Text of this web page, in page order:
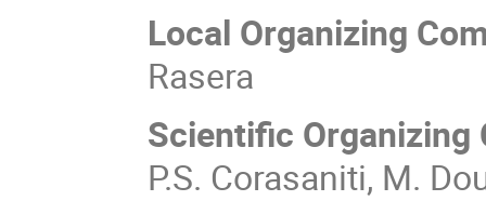
Local Organizing
Rasera
Scientific Organizing
P.S. Corasaniti, M.